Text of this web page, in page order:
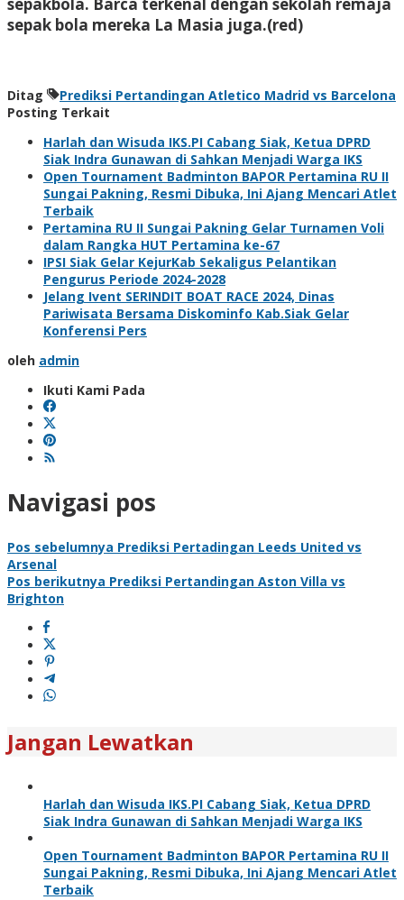
sepak bola mereka La Masia juga.(red)
Ditag
Prediksi Pertandingan Atletico Madrid vs Barcelona
Posting Terkait
Harlah dan Wisuda IKS.PI Cabang Siak, Ketua DPRD
Siak Indra Gunawan di Sahkan Menjadi Warga IKS
Open Tournament Badminton BAPOR Pertamina RU II
Sungai Pakning, Resmi Dibuka, Ini Ajang Mencari Atlet
Terbaik
Pertamina RU II Sungai Pakning Gelar Turnamen Voli
dalam Rangka HUT Pertamina ke-67
IPSI Siak Gelar KejurKab Sekaligus Pelantikan
Pengurus Periode 2024-2028
Jelang Ivent SERINDIT BOAT RACE 2024, Dinas
Pariwisata Bersama Diskominfo Kab.Siak Gelar
Konferensi Pers
oleh admin
Ikuti Kami Pada
Navigasi pos
Pos sebelumnya Prediksi Pertadingan Leeds United vs
Arsenal
Pos berikutnya Prediksi Pertandingan Aston Villa vs
Brighton
Jangan Lewatkan
Harlah dan Wisuda IKS.PI Cabang Siak, Ketua DPRD
Siak Indra Gunawan di Sahkan Menjadi Warga IKS
Open Tournament Badminton BAPOR Pertamina RU II
Sungai Pakning, Resmi Dibuka, Ini Ajang Mencari Atlet
Terbaik